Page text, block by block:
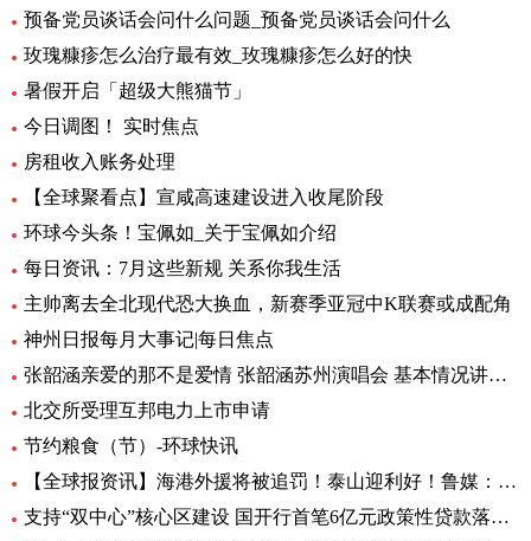
预备党员谈话会问什么问题_预备党员谈话会问什么
玫瑰糠疹怎么治疗最有效_玫瑰糠疹怎么好的快
暑假开启「超级大熊猫节」
今日调图！ 实时焦点
房租收入账务处理
【全球聚看点】宣咸高速建设进入收尾阶段
环球今头条！宝佩如_关于宝佩如介绍
每日资讯：7月这些新规 关系你我生活
主帅离去全北现代恐大换血，新赛季亚冠中K联赛或成配角
神州日报每月大事记|每日焦点
张韶涵亲爱的那不是爱情 张韶涵苏州演唱会 基本情况讲解_天天通讯
北交所受理互邦电力上市申请
节约粮食（节）-环球快讯
【全球报资讯】海港外援将被追罚！泰山迎利好！鲁媒：足协不罚他，规则也不允许
支持“双中心”核心区建设 国开行首笔6亿元政策性贷款落地-天天亮点